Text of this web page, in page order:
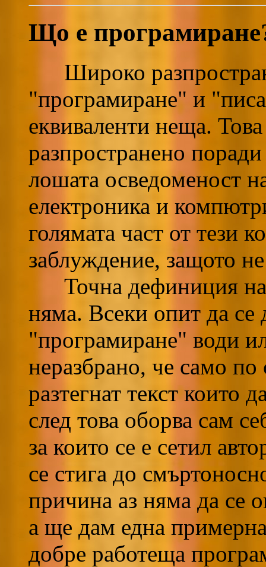
Що е
Широко
"програмиране" и
еквиваленти неща.
разпространено
лошата осведоменост
електроника и
голямата част от тези
заблуждение, защото
Точна дефиниция на
няма. Всеки опит да се
"програмиране" води
неразбрано, че само
разтегнат текст които
след това оборва сам
за които се е сетил
се стига до
причина аз няма да се
а ще дам една
добре работеща